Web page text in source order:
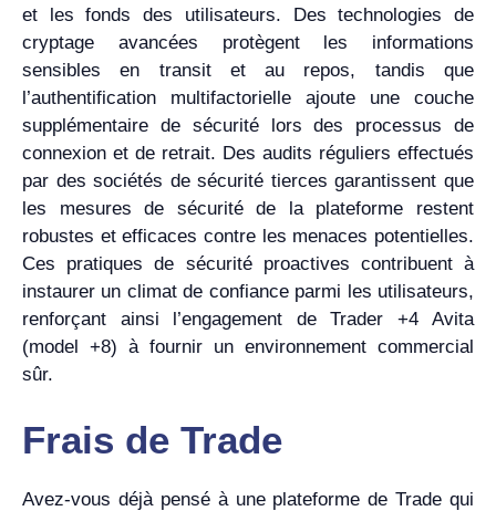
et les fonds des utilisateurs. Des technologies de
cryptage avancées protègent les informations
sensibles en transit et au repos, tandis que
l’authentification multifactorielle ajoute une couche
supplémentaire de sécurité lors des processus de
connexion et de retrait. Des audits réguliers effectués
par des sociétés de sécurité tierces garantissent que
les mesures de sécurité de la plateforme restent
robustes et efficaces contre les menaces potentielles.
Ces pratiques de sécurité proactives contribuent à
instaurer un climat de confiance parmi les utilisateurs,
renforçant ainsi l’engagement de Trader +4 Avita
(model +8) à fournir un environnement commercial
sûr.
Frais de Trade
Avez-vous déjà pensé à une plateforme de Trade qui